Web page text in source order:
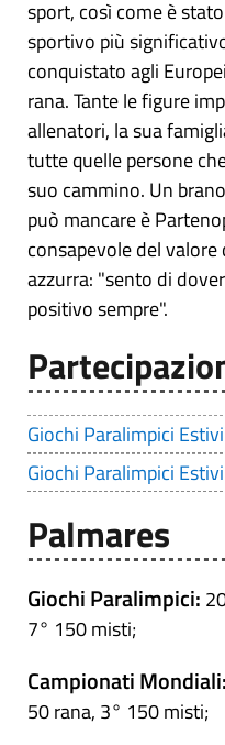
sport, così come è
sportivo più
conquistato agli
rana. Tante le figure
allenatori, la sua
tutte quelle persone
suo cammino. Un
può mancare è
consapevole del
azzurra: "sento di
positivo sempre".
Giochi Paralimpici
Giochi Paralimpici
Palmares
Giochi Paralimpici:
7° 150 misti;
Campionati Mondiali:
50 rana, 3° 150 misti;